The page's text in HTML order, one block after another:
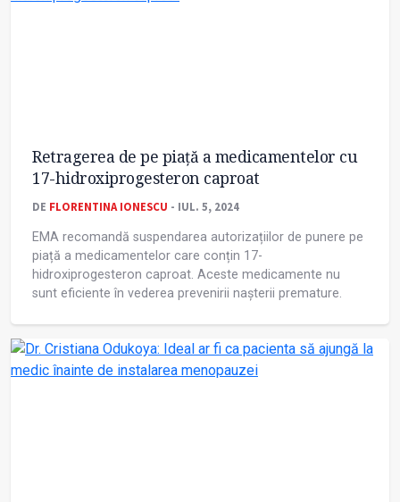
Retragerea de pe piață a medicamentelor cu
17-hidroxiprogesteron caproat
DE FLORENTINA IONESCU - IUL. 5, 2024
EMA recomandă suspendarea autorizațiilor de punere pe
piață a medicamentelor care conțin 17-
hidroxiprogesteron caproat. Aceste medicamente nu
sunt eficiente în vederea prevenirii nașterii premature.